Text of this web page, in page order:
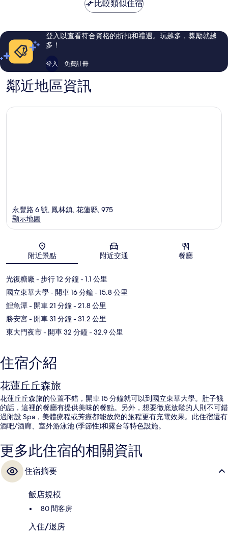
評
論
評
論
比較類似住宿
登入以查看符合資格的折扣和禮遇。玩越多，獎勵就越
多！
登入 免費註冊
鄰近地區資訊
地圖
永豐路 6 號, 鳳林鎮, 花蓮縣, 975
顯示地圖
附近景點 附近交通 餐廳
光復糖廠 - 步行 12 分鐘- 1.1 公里
國立東華大學- 開車 16 分鐘- 15.8 公里
鯉魚潭- 開車 21 分鐘- 21.8 公里
勝安宮- 開車 31 分鐘- 31.2 公里
東大門夜市- 開車 32 分鐘- 32.9 公里
住宿介紹
花蓮丘丘森旅
花蓮丘丘森旅的位置不錯，開車 15 分鐘就可以到國立東華大學。肚子餓
的話，這裡的餐廳有提供美味的餐點。另外，想要徹底放鬆的人則不可錯
過附設 Spa，美體療程或芳療都能放您的旅程更有充電效果。此住宿還有
酒吧/酒廊、室外游泳池 (季節性)和露台等特色設施。
更多此住宿的相關資訊
住宿摘要
飯店規模
80 間客房
入住/退房